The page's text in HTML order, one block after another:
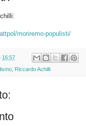
moriremo-populisti/
16:57
Riccardo Achilli